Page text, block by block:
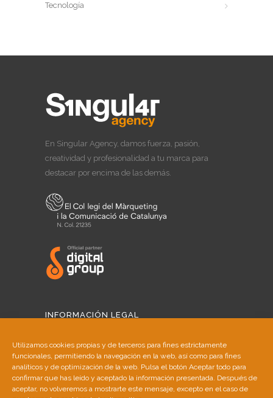
Utilizamos cookies propias y de terceros para fines estrictamente
funcionales, permitiendo la navegación en la web, así como para fines
analíticos y de optimización de la web. Pulsa el botón Aceptar todo para
confirmar que has leído y aceptado la información presentada. Después de
aceptar, no volveremos a mostrarte este mensaje, excepto en el caso de
Tecnología
En Singular Agency, damos fuerza, pasión,
creatividad y profesionalidad a tu marca para
destacar por encima de las demás.
INFORMACIÓN LEGAL
Política de Cookies
Política de Privacidad